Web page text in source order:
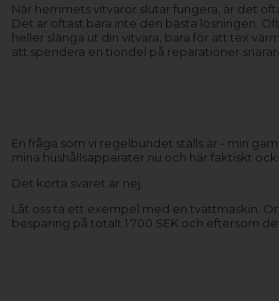
När hemmets vitvaror slutar fungera, är det
Det är oftast bara inte den bästa lösningen.
heller slänga ut din vitvara, bara för att tex
att spendera en tiondel på reparationer
En fråga som vi regelbundet ställs är - min
mina hushållsapparater nu och här faktiskt
Det korta svaret är nej.
Låt oss ta ett exempel med en tvättmaskin.
besparing på totalt 1 700 SEK och eftersom